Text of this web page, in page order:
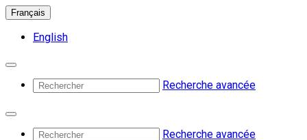
Français
English
Recherche avancée
Recherche avancée